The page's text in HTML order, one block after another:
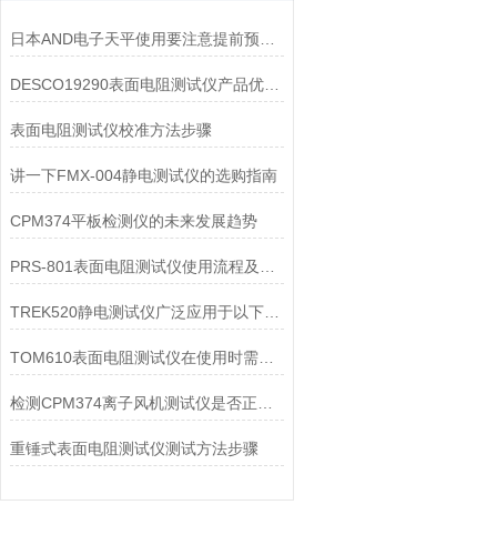
DESCO19290表面电阻测试仪产品优缺点介绍
表面电阻测试仪校准方法步骤
讲一下FMX-004静电测试仪的选购指南
CPM374平板检测仪的未来发展趋势
TREK520静电测试仪广泛应用于以下领域
TOM610表面电阻测试仪在使用时需要注意的方面有以下几点
重锤式表面电阻测试仪测试方法步骤